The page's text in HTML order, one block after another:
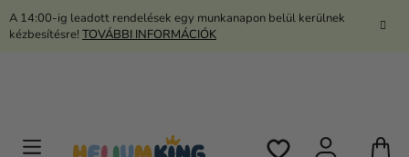
Ugrás
A 14:00-ig leadott rendelések egy munkanapon belül kerülnek
kézbesítésre! TOVÁBBI INFORMÁCIÓK